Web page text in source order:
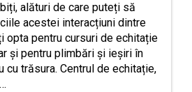
alături de care puteți să
acestei interacțiuni dintre
opta pentru cursuri de echitație
și pentru plimbări și ieșiri în
cu trăsura. Centrul de echitație,